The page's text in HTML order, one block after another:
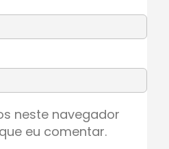
neste navegador
eu comentar.